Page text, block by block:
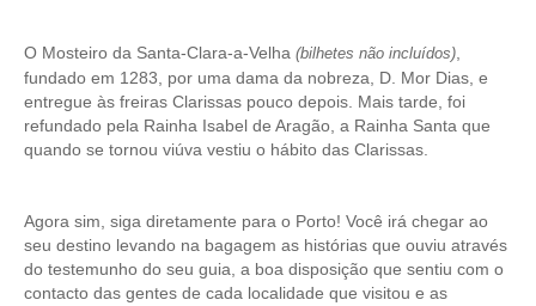
Rota do Pastor
Rota do Salineiro
Birdwatching EVOA
Experiências
Workshop Tapete de Arraiolos
Longa distância
O Mosteiro da Santa-Clara-a-Velha (bilhetes não incluídos)
fundado em 1283, por uma dama da nobreza, D. Mor Dias, e
entregue às freiras Clarissas pouco depois. Mais tarde, foi
refundado pela Rainha Isabel de Aragão, a Rainha Santa que
quando se tornou viúva vestiu o hábito das Clarissas.
Agora sim, siga diretamente para o Porto! Você irá chegar ao
seu destino levando na bagagem as histórias que ouviu através
do testemunho do seu guia, a boa disposição que sentiu com o
contacto das gentes de cada localidade que visitou e as